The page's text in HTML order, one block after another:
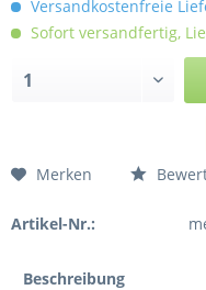
Versandkostenfreie
Sofort versandfertig,
Merken
Artikel-Nr.:
Beschreibung